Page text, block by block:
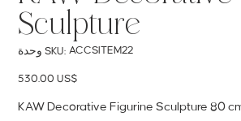
Sculpture
وحدة SKU: SKU
ACCSITEM22
ACCSITEM22
السعر ‏530.00 US$
KAW Decorative Figurine Sculpture 80